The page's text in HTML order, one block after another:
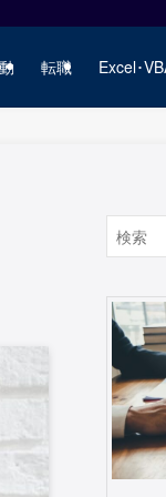
転職 Excel･